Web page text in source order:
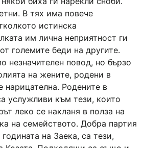
В тях има повече
истинска
им лична неприятност ги
големите беди на другите.
незначителен повод, но бързо
на жените, родени в
нарицателна. Родените в
услужливи към тези, които
леко се накланя в полза на
на семейството. Добра партия
на Заека, са тези,